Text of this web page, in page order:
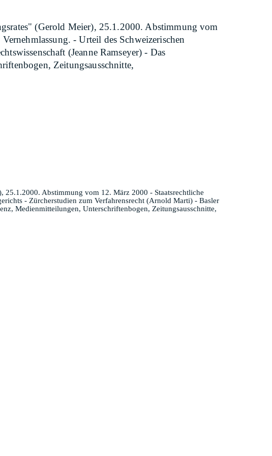
(Gerold Meier), 25.1.2000. Abstimmung vom
- Urteil des Schweizerischen
(Jeanne Ramseyer) - Das
Zeitungsausschnitte,
Abstimmung vom 12. März 2000 - Staatsrechtliche
- Zürcherstudien zum Verfahrensrecht (Arnold Marti) - Basler
Medienmitteilungen, Unterschriftenbogen, Zeitungsausschnitte,